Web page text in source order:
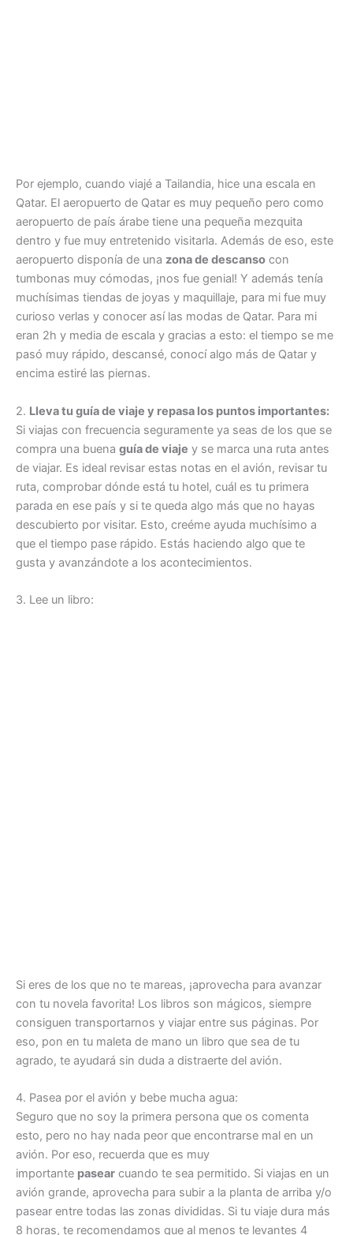
Por ejemplo, cuando viajé a Tailandia, hice una escala en
Qatar. El aeropuerto de Qatar es muy pequeño pero como
aeropuerto de país árabe tiene una pequeña mezquita
dentro y fue muy entretenido visitarla. Además de eso, este
aeropuerto disponía de una zona de descanso con
tumbonas muy cómodas, ¡nos fue genial! Y además tenía
muchísimas tiendas de joyas y maquillaje, para mi fue muy
curioso verlas y conocer así las modas de Qatar. Para mi
eran 2h y media de escala y gracias a esto: el tiempo se me
pasó muy rápido, descansé, conocí algo más de Qatar y
encima estiré las piernas.
2. Lleva tu guía de viaje y repasa los puntos importantes:
Si viajas con frecuencia seguramente ya seas de los que se
compra una buena guía de viaje y se marca una ruta antes
de viajar. Es ideal revisar estas notas en el avión, revisar tu
ruta, comprobar dónde está tu hotel, cuál es tu primera
parada en ese país y si te queda algo más que no hayas
descubierto por visitar. Esto, creéme ayuda muchísimo a
que el tiempo pase rápido. Estás haciendo algo que te
gusta y avanzándote a los acontecimientos.
3. Lee un libro:
Si eres de los que no te mareas, ¡aprovecha para avanzar
con tu novela favorita! Los libros son mágicos, siempre
consiguen transportarnos y viajar entre sus páginas. Por
eso, pon en tu maleta de mano un libro que sea de tu
agrado, te ayudará sin duda a distraerte del avión.
4. Pasea por el avión y bebe mucha agua:
Seguro que no soy la primera persona que os comenta
esto, pero no hay nada peor que encontrarse mal en un
avión. Por eso, recuerda que es muy
importante pasear cuando te sea permitido. Si viajas en un
avión grande, aprovecha para subir a la planta de arriba y/o
pasear entre todas las zonas divididas. Si tu viaje dura más
8 horas, te recomendamos que al menos te levantes 4